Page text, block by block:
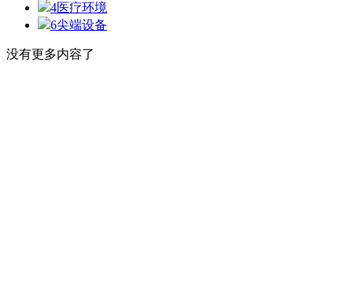
4医疗环境
6尖端设备
没有更多内容了